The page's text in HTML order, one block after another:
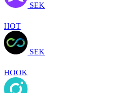
SEK
HOT
SEK
HOOK